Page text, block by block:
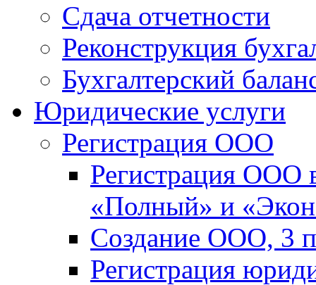
Сдача отчетности
Реконструкция
Бухгалтерский
Юридические услуги
Регистрация ООО
Регистрация ООО
«Полный» и
Создание ООО, 3
Регистрация